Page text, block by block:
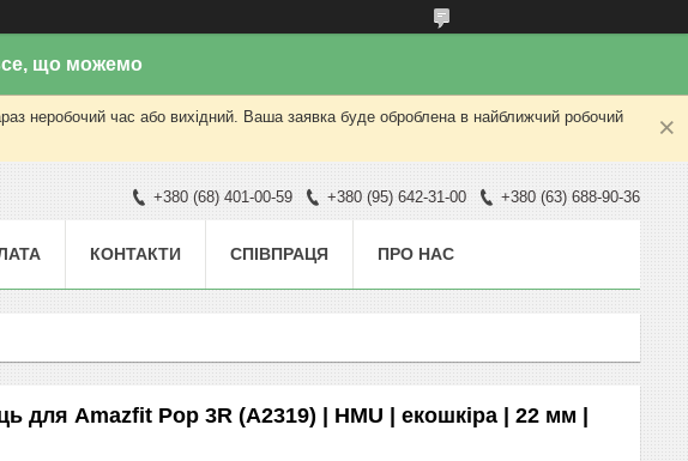
що можемо
неробочий час або вихідний. Ваша заявка буде оброблена в найближчий робочий
+380 (68) 401-00-59 +380 (95) 642-31-00 +380 (63) 688-90-36
КОНТАКТИ СПІВПРАЦЯ ПРО НАС
для Amazfit Pop 3R (A2319) | HMU | екошкіра | 22 мм |